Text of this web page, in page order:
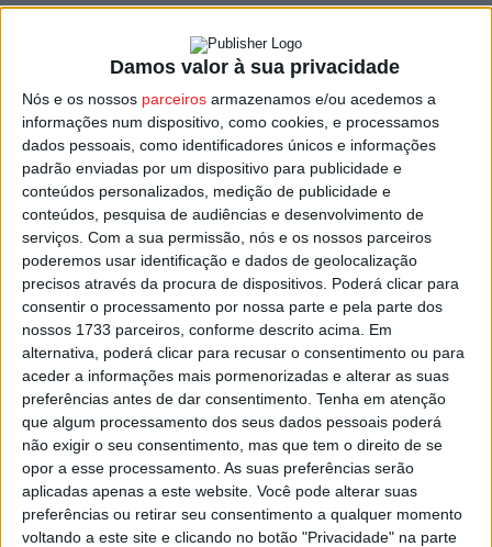
Damos valor à sua privacidade
Nós e os nossos parceiros armazenamos e/ou acedemos a
informações num dispositivo, como cookies, e processamos
dados pessoais, como identificadores únicos e informações
padrão enviadas por um dispositivo para publicidade e
conteúdos personalizados, medição de publicidade e
conteúdos, pesquisa de audiências e desenvolvimento de
serviços. Com a sua permissão, nós e os nossos parceiros
poderemos usar identificação e dados de geolocalização
precisos através da procura de dispositivos. Poderá clicar para
consentir o processamento por nossa parte e pela parte dos
nossos 1733 parceiros, conforme descrito acima. Em
alternativa, poderá clicar para recusar o consentimento ou para
aceder a informações mais pormenorizadas e alterar as suas
preferências antes de dar consentimento. Tenha em atenção
que algum processamento dos seus dados pessoais poderá
não exigir o seu consentimento, mas que tem o direito de se
opor a esse processamento. As suas preferências serão
aplicadas apenas a este website. Você pode alterar suas
preferências ou retirar seu consentimento a qualquer momento
voltando a este site e clicando no botão "Privacidade" na parte
São Martinho de Mouros, no concelho deResende,
acrescentando que estará também disponível o apoio
necessário aos clubes ou instituições que pretendam
fazer a inscrição para a nova temporada de ténis de
mesa, e que é válido para clubes e atletas dos distritos
de Viseu e Guarda.
Pretendem os responsáveis pela associação, conseguir
um número de clubes e atletas que permita elaborar um
quadro competitivo distrital.
Esta e outras notícias para ouvir na Estação Diária – 96.8
FM ou em www.968.fm.
Pub
TAGS
Associação de Ténis de Mesa do Distrito de Viseu
Ténis de Mesa